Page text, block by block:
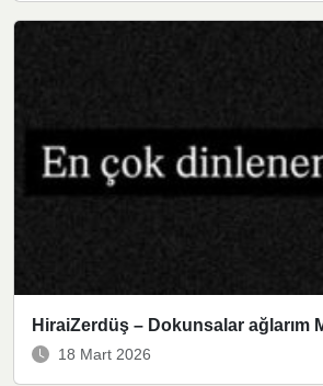
HiraiZerdüş – Dokunsalar ağlarım
18 Mart 2026